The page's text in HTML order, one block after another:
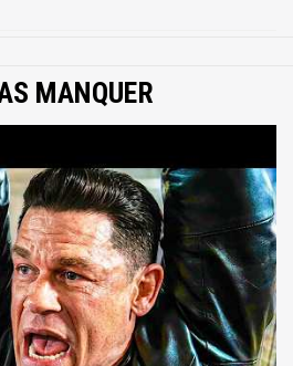
MANQUER